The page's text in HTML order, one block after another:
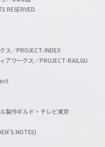
RESERVED.
ス／PROJECT-INDEX
ワークス／PROJECT-RAILGU
製作ギルド・テレビ東京
NOTES)